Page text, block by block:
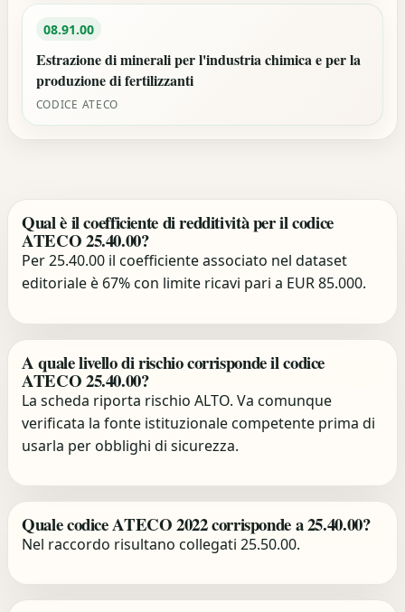
08.91.00
Estrazione di minerali per l'industria chimica e per la
produzione di fertilizzanti
CODICE ATECO
Qual è il coefficiente di redditività per il codice
ATECO 25.40.00?
Per 25.40.00 il coefficiente associato nel dataset
editoriale è 67% con limite ricavi pari a EUR 85.000.
A quale livello di rischio corrisponde il codice
ATECO 25.40.00?
La scheda riporta rischio ALTO. Va comunque
verificata la fonte istituzionale competente prima di
usarla per obblighi di sicurezza.
Quale codice ATECO 2022 corrisponde a 25.40.00?
Nel raccordo risultano collegati 25.50.00.